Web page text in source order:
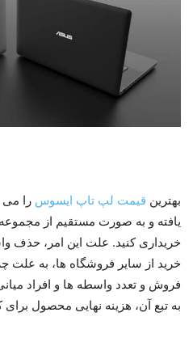
بهترین قیمت لپ تاپ ایسوس را می
یافته و به صورت مستقیم از
خریداری کنید. علت این امر، حذف
خرید از سایر فروشگاه ها، به
فروش و تعدد واسطه ها و افراد
به تبع آن، هزینه نهایی محصول برای